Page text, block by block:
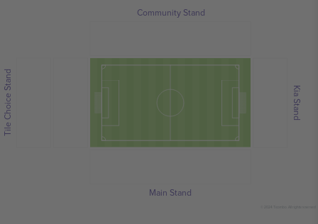
Community Stand
Kia Stand
Main Stand
Tile Choice Stand